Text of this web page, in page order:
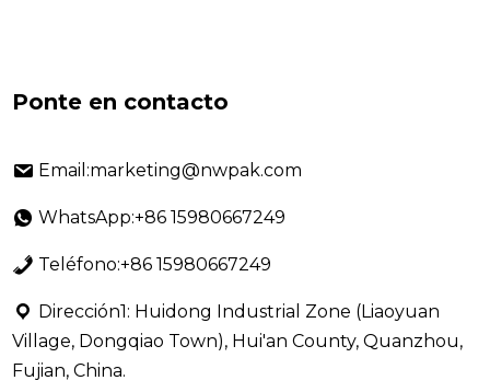
Ponte en contacto
Email:marketing@nwpak.com
WhatsApp:+86 15980667249
Teléfono:+86 15980667249
Dirección1: Huidong Industrial Zone (Liaoyuan
Village, Dongqiao Town), Hui'an County, Quanzhou,
Fujian, China.